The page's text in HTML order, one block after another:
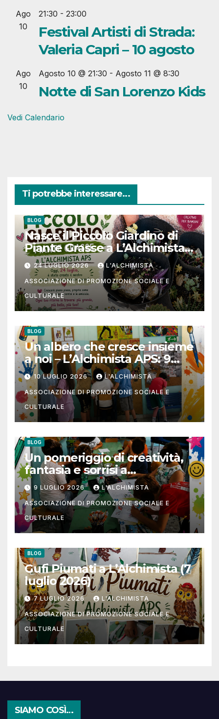
Ago
10
21:30 - 23:00
Festival Artisti di Strada:
Valeria Capri – 10 agosto
Ago
10
Agosto 10 @ 21:30 - Agosto 11 @ 8:30
Notte di San Lorenzo Kids
Vedi Calendario
Ti potrebbe interessare...
BLOG
Nasce il Piccolo Giardino di
Piante Grasse a L’Alchimista
APS
24 LUGLIO 2026 L'ALCHIMISTA
ASSOCIAZIONE DI PROMOZIONE SOCIALE E
CULTURALE
BLOG
Un albero che cresce insieme
a noi – L’Alchimista APS: 9
luglio 2026
10 LUGLIO 2026 L'ALCHIMISTA
ASSOCIAZIONE DI PROMOZIONE SOCIALE E
CULTURALE
BLOG
Un pomeriggio di creatività,
fantasia e sorrisi a
L’Alchimista APS
9 LUGLIO 2026 L'ALCHIMISTA
ASSOCIAZIONE DI PROMOZIONE SOCIALE E
CULTURALE
BLOG
Gufi Piumati a L’Alchimista (7
luglio 2026)
7 LUGLIO 2026 L'ALCHIMISTA
ASSOCIAZIONE DI PROMOZIONE SOCIALE E
CULTURALE
SIAMO COSÌ…